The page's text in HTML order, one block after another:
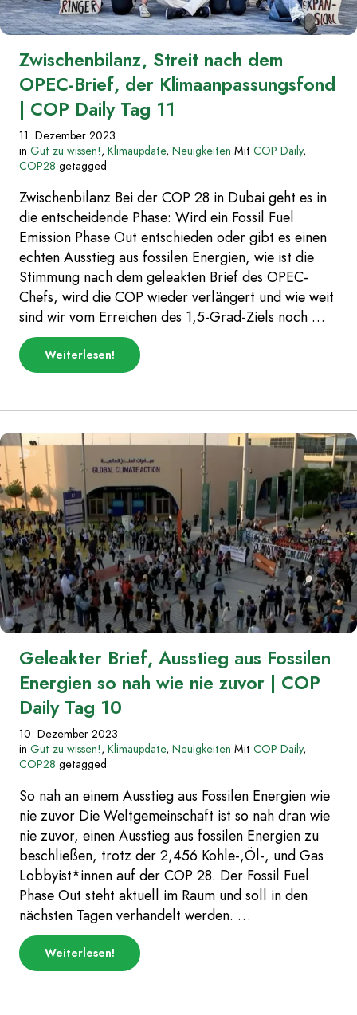
Zwischenbilanz, Streit nach dem
OPEC-Brief, der Klimaanpassungsfond
| COP Daily Tag 11
11. Dezember 2023
in Gut zu wissen!, Klimaupdate, Neuigkeiten Mit COP Daily,
COP28 getagged
Zwischenbilanz Bei der COP 28 in Dubai geht es in
die entscheidende Phase: Wird ein Fossil Fuel
Emission Phase Out entschieden oder gibt es einen
echten Ausstieg aus fossilen Energien, wie ist die
Stimmung nach dem geleakten Brief des OPEC-
Chefs, wird die COP wieder verlängert und wie weit
sind wir vom Erreichen des 1,5-Grad-Ziels noch …
Weiterlesenüber
„Zwischenbilanz,
dem
Brief,
der
Klimaanpassungsfond
|
COP
Daily
Tag
11“
!
Geleakter Brief, Ausstieg aus Fossilen
Energien so nah wie nie zuvor | COP
Daily Tag 10
10. Dezember 2023
in Gut zu wissen!, Klimaupdate, Neuigkeiten Mit COP Daily,
COP28 getagged
So nah an einem Ausstieg aus Fossilen Energien wie
nie zuvor Die Weltgemeinschaft ist so nah dran wie
nie zuvor, einen Ausstieg aus fossilen Energien zu
beschließen, trotz der 2,456 Kohle-,Öl-, und Gas
Lobbyist*innen auf der COP 28. Der Fossil Fuel
Phase Out steht aktuell im Raum und soll in den
nächsten Tagen verhandelt werden. …
Weiterlesenüber
„Geleakter
aus
!